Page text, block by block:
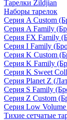
Тарелки Zildjian
Наборы тарелок
Серия A Custom
Серия A Family
Серия FX Family
Серия I Family
Серия K Custom
Серия K Family
Серия K Sweet
Серия Planet Z
Серия S Family
Серия Z Custom
Серия Low
Тихие сетчатые